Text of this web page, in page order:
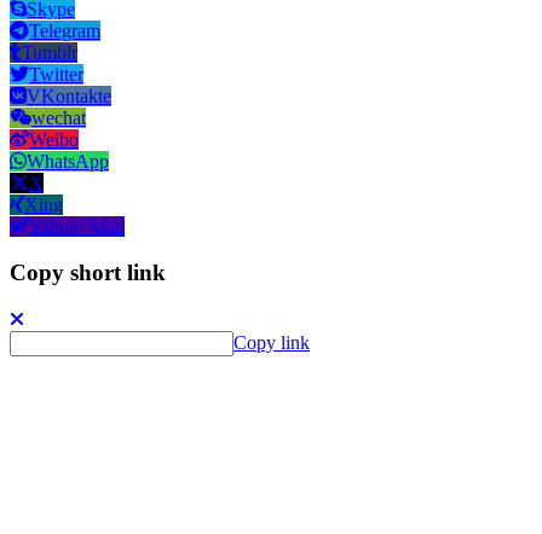
Skype
Telegram
Tumblr
Twitter
VKontakte
wechat
Weibo
WhatsApp
X
Xing
Yahoo! Mail
Copy short link
Copy link